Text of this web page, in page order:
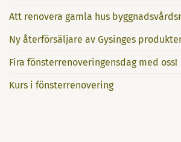
Att renovera gamla hus
Ny återförsäljare av Gysinges
Fira fönsterrenoveringensdag med oss!
Kurs i fönsterrenovering